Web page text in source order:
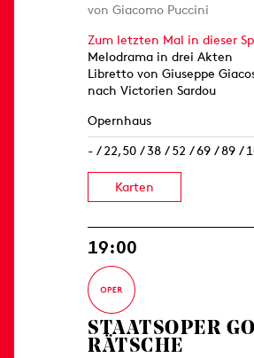
von Giacomo Puccini
Zum letzten Mal in dieser
Melodrama in drei Akten
Libretto von Giuseppe
nach Victorien Sardou
Opernhaus
- / 22,50 / 38 / 52 / 69 / 89 /
Karten
19:00
STAATSOPER
RÄTSCHE